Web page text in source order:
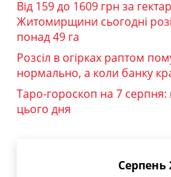
Від 159 до 1609 грн за
Житомирщини сьогодні
понад 49 га
Розсіл в огірках раптом
нормально, а коли банку
Таро-гороскоп на 7 серпня:
цього дня
Серпень